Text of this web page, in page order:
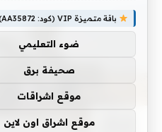
باقة متميزة VIP (كود: AA35872):
ضوء التعليمي
صحيفة برق
موقع اشراقات
موقع اشراق اون لاين